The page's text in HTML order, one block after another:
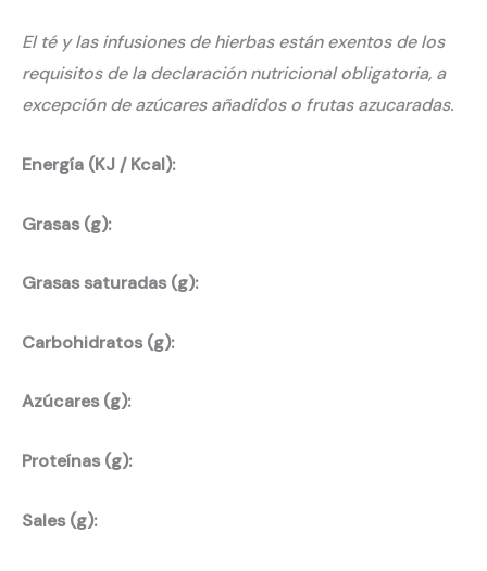
El té y las infusiones de hierbas están exentos de los
requisitos de la declaración nutricional obligatoria, a
excepción de azúcares añadidos o frutas azucaradas.
Energía (KJ / Kcal):
Grasas (g):
Grasas saturadas (g):
Carbohidratos (g):
Azúcares (g):
Proteínas (g):
Sales (g):